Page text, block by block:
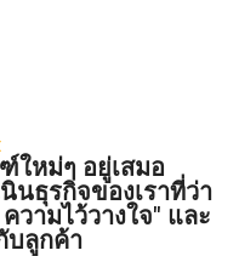
ใหม่ๆ อยู่เสมอ
นธุรกิจของเราที่ว่า
วามไว้วางใจ" และ
ลูกค้า